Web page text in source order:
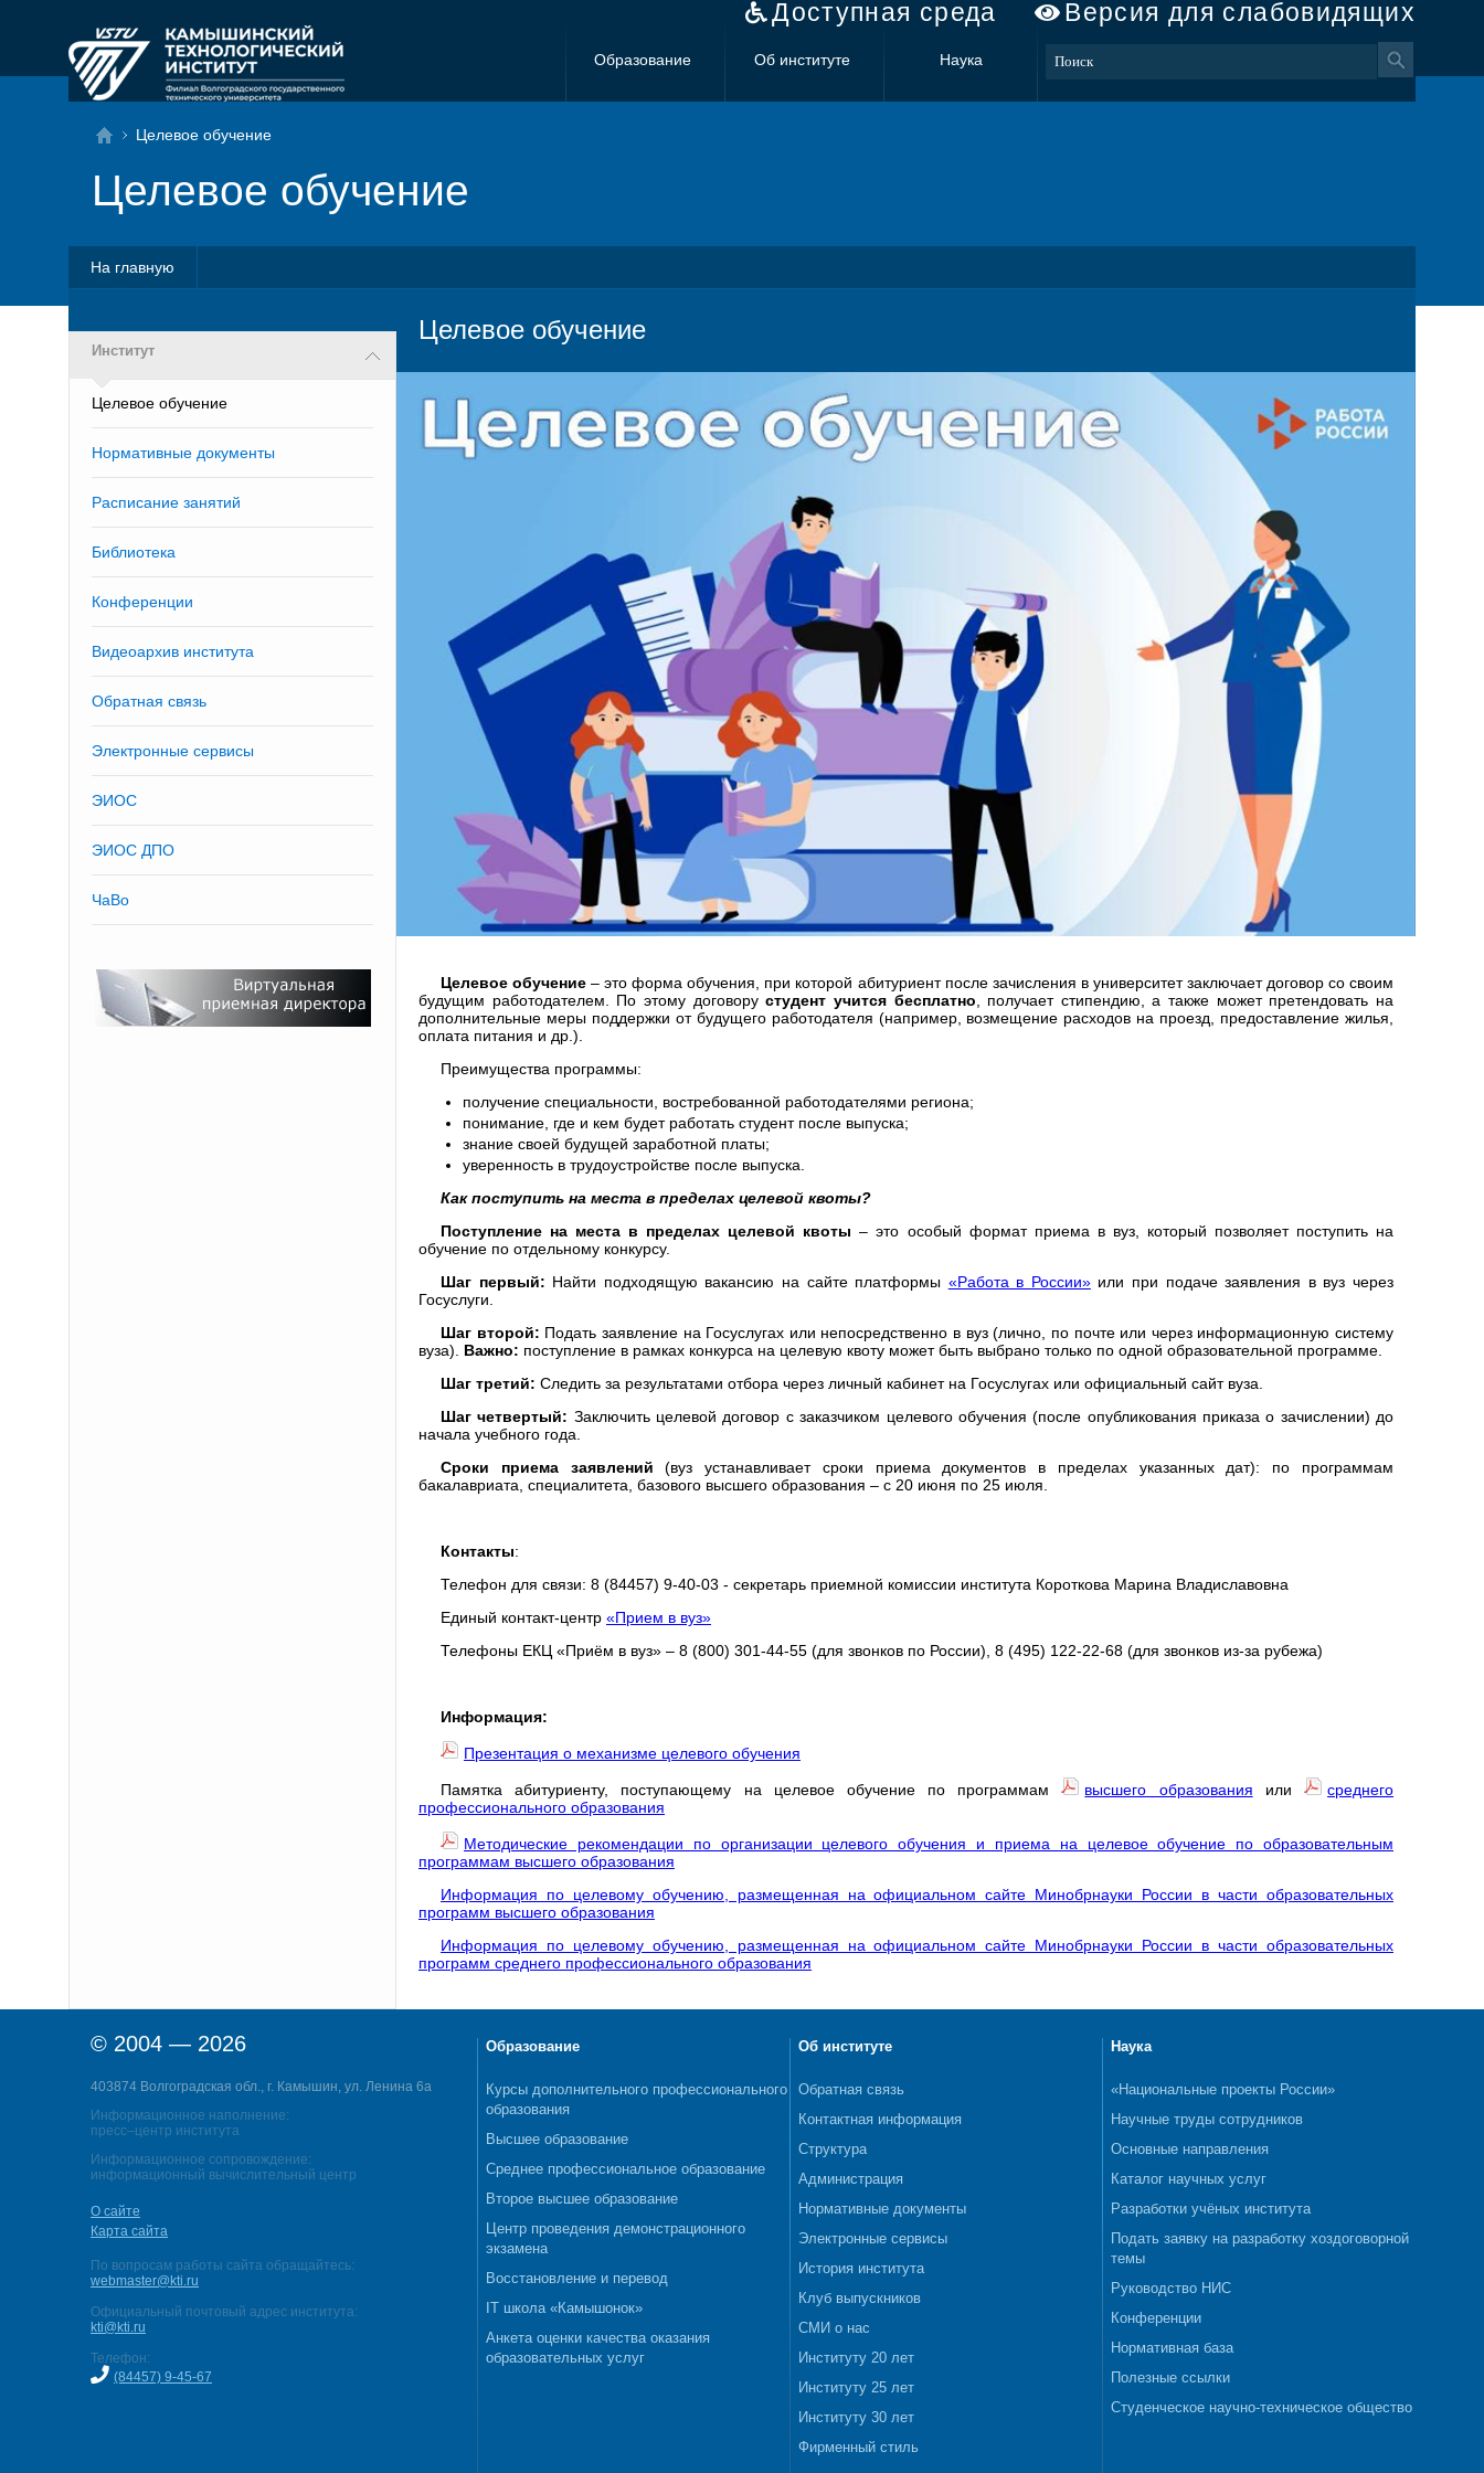
Доступная среда Версия для слабовидящих
Образование Об институте Наука
Целевое обучение
Целевое обучение
На главную
Институт
Целевое обучение
Нормативные документы
Расписание занятий
Библиотека
Конференции
Видеоархив института
Обратная связь
Электронные сервисы
ЭИОС
ЭИОС ДПО
ЧаВо
Целевое обучение
Целевое обучение – это форма обучения, при которой абитуриент после зачисления в университет заключает договор со своим
будущим работодателем. По этому договорустудент учится бесплатно , получает стипендию, а также может претендовать на
дополнительные меры поддержки от будущего работодателя (например, возмещение расходов на проезд, предоставление жилья,
оплата питания и др.).
Преимущества программы:
получение специальности, востребованной работодателями региона;
понимание, где и кем будет работать студент после выпуска;
знание своей будущей заработной платы;
уверенность в трудоустройстве после выпуска.
Как поступить на места в пределах целевой квоты?
Поступление на места в пределах целевой квоты – это особый формат приема в вуз, который позволяет поступить на
обучение по отдельному конкурсу.
Шаг первый: Найти подходящую вакансию на сайте платформы «Работа в России»или при подаче заявления в вуз через
Госуслуги.
Шаг второй: Подать заявление на Госуслугах или непосредственно в вуз (лично, по почте или через информационную систему
вуза). Важно: поступление в рамках конкурса на целевую квоту может быть выбрано только по одной образовательной программе.
Шаг третий: Следить за результатами отбора через личный кабинет на Госуслугах или официальный сайт вуза.
Шаг четвертый: Заключить целевой договор с заказчиком целевого обучения (после опубликования приказа о зачислении) до
начала учебного года.
Сроки приема заявлений (вуз устанавливает сроки приема документов в пределах указанных дат): по программам
бакалавриата, специалитета, базового высшего образования – с 20 июня по 25 июля.
Контакты:
Телефон для связи: 8 (84457) 9-40-03 - секретарь приемной комиссии института Короткова Марина Владиславовна
Единый контакт-центр «Прием в вуз»
Телефоны ЕКЦ «Приём в вуз» – 8 (800) 301-44-55 (для звонков по России), 8 (495) 122-22-68 (для звонков из-за рубежа)
Информация:
Презентация о механизме целевого обучения
Памятка абитуриенту, поступающему на целевое обучение по программам высшего образования или
среднего
профессионального образования
Методические рекомендации по организации целевого обучения и приема на целевое обучение по образовательным
программам высшего образования
Информация по целевому обучению, размещенная на официальном сайте Минобрнауки России в части образовательных
программ высшего образования
Информация по целевому обучению, размещенная на официальном сайте Минобрнауки России в части образовательных
программ среднего профессионального образования
© 2004 — 2026
403874 Волгоградская обл., г. Камышин, ул. Ленина 6а
Информационное наполнение:
пресс–центр института
Информационное сопровождение:
информационный вычислительный центр
О сайте
Карта сайта
По вопросам работы сайта обращайтесь:
webmaster@kti.ru
Официальный почтовый адрес института:
kti@kti.ru
Телефон:
(84457) 9-45-67
Образование
Курсы дополнительного профессионального
образования
Высшее образование
Среднее профессиональное образование
Второе высшее образование
Центр проведения демонстрационного
экзамена
Восстановление и перевод
IT школа «Камышонок»
Анкета оценки качества оказания
образовательных услуг
Об институте
Обратная связь
Контактная информация
Структура
Администрация
Нормативные документы
Электронные сервисы
История института
Клуб выпускников
СМИ о нас
Институту 20 лет
Институту 25 лет
Институту 30 лет
Фирменный стиль
Наука
«Национальные проекты России»
Научные труды сотрудников
Основные направления
Каталог научных услуг
Разработки учёных института
Подать заявку на разработку хоздоговорной
темы
Руководство НИС
Конференции
Нормативная база
Полезные ссылки
Студенческое научно-техническое общество